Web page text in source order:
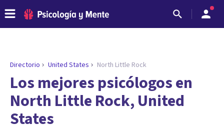
ENCONTRAR MI TERAPEUTA
¿Necesitas ayuda para encontrar el
psicólogo adecuado?
Responde a unas breves preguntas y te ofreceremos
los profesionales que más se ajustan a tus
Directorio United States North Little Rock
Los mejores psicólogos en
North Little Rock, United
States